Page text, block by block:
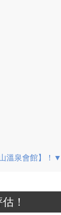
溫泉會館】！▼
！